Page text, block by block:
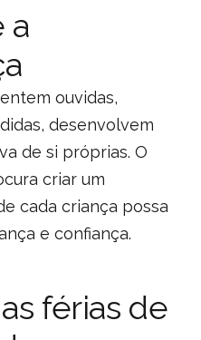
a
ouvidas,
desenvolvem
de si próprias. O
criar um
cada criança possa
e confiança.
férias de